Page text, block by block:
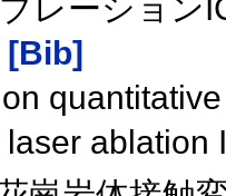
レーション
[Bib]
ablation